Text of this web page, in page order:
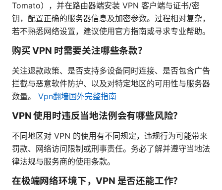
Tomato），并在路由器端安装 VPN 客户端与证书/密
钥，配置正确的服务器信息及加密参数。过程相对复杂，
若不熟悉网络设置，建议使用官方指南或寻求专业帮助。
购买 VPN 时需要关注哪些条款？
关注退款政策、是否支持多设备同时连接、是否包含广告
拦截与恶意软件防护、以及对特定地区的可用性与服务器
数量。 Vpn翻墙国外完整指南
VPN 使用时违反当地法例会有哪些风险？
不同地区对 VPN 的使用有不同规定，违规行为可能带来
罚款、网络访问限制或刑事责任。务必了解并遵守当地法
律法规与服务商的使用条款。
在极端网络环境下，VPN 是否还能工作？